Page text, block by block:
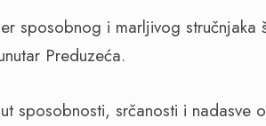
sposobnog i marljivog
Preduzeća.
sposobnosti, srčanosti i nadasve